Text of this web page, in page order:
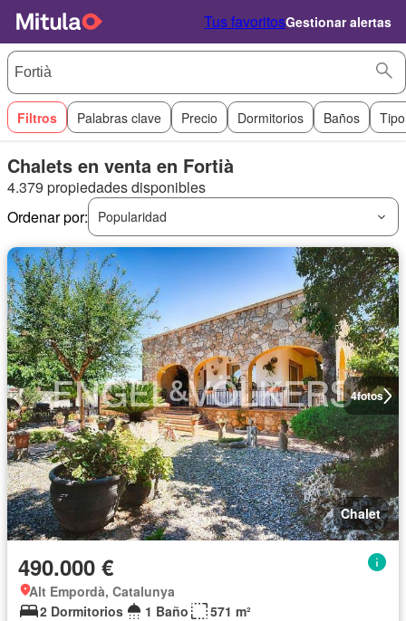
Tus favoritosGestionar alertas
Filtros Palabras clave Precio Dormitorios Baños
Chalets en venta en Fortià
4.379 propiedades disponibles
Ordenar por:
Popularidad
4fotos
Chalet
490.000 €
Alt Empordà, Catalunya
2 Dormitorios
1 Baño
571 m²